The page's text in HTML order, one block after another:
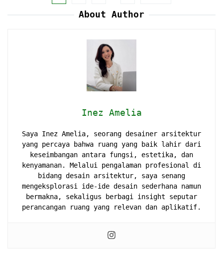
About Author
Inez Amelia
Saya Inez Amelia, seorang desainer arsitektur
yang percaya bahwa ruang yang baik lahir dari
keseimbangan antara fungsi, estetika, dan
kenyamanan. Melalui pengalaman profesional di
bidang desain arsitektur, saya senang
mengeksplorasi ide-ide desain sederhana namun
bermakna, sekaligus berbagi insight seputar
perancangan ruang yang relevan dan aplikatif.